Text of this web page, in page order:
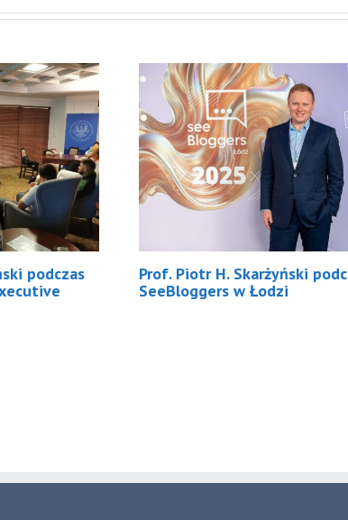
podczas
Prof. Piotr H. Skarżyński
SeeBloggers w Łodzi